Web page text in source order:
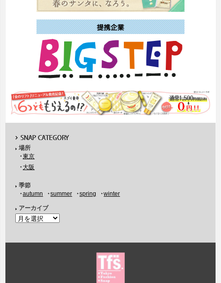
場所
東京
大阪
季節
autumn
summer spring winter
アーカイブ